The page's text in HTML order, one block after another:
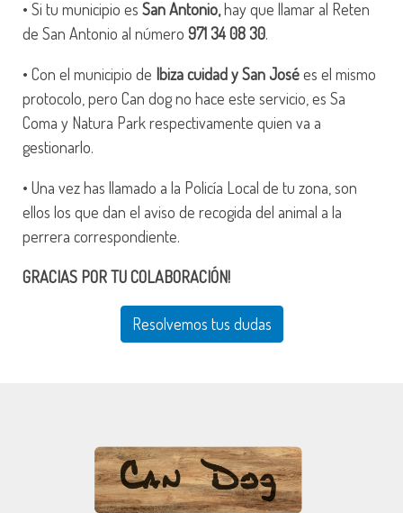
• Si tu municipio esSan Antonio,hay que llamar al Reten
de San Antonio al número971 34 08 30.
• Con el municipio de Ibiza cuidad y San Josées el mismo
protocolo, pero Can dog no hace este servicio, es Sa
Coma y Natura Park respectivamente quien va a
gestionarlo.
• Una vez has llamado a la Policía Local de tu zona, son
ellos los que dan el aviso de recogida del animal a la
perrera correspondiente.
GRACIAS POR TU COLABORACIÓN!
Resolvemos tus dudas